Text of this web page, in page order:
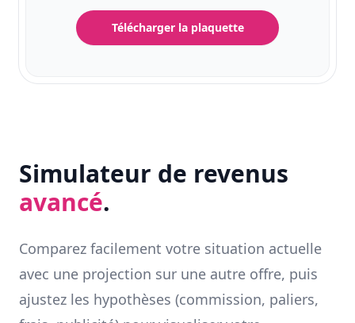
Télécharger la plaquette
Simulateur de revenus
avancé.
Comparez facilement votre situation actuelle
avec une projection sur une autre offre, puis
ajustez les hypothèses (commission, paliers,